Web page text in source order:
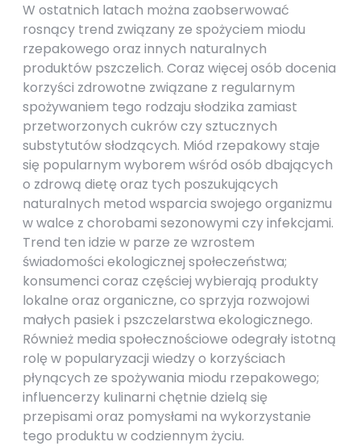
W ostatnich latach można zaobserwować
rosnący trend związany ze spożyciem miodu
rzepakowego oraz innych naturalnych
produktów pszczelich. Coraz więcej osób docenia
korzyści zdrowotne związane z regularnym
spożywaniem tego rodzaju słodzika zamiast
przetworzonych cukrów czy sztucznych
substytutów słodzących. Miód rzepakowy staje
się popularnym wyborem wśród osób dbających
o zdrową dietę oraz tych poszukujących
naturalnych metod wsparcia swojego organizmu
w walce z chorobami sezonowymi czy infekcjami.
Trend ten idzie w parze ze wzrostem
świadomości ekologicznej społeczeństwa;
konsumenci coraz częściej wybierają produkty
lokalne oraz organiczne, co sprzyja rozwojowi
małych pasiek i pszczelarstwa ekologicznego.
Również media społecznościowe odegrały istotną
rolę w popularyzacji wiedzy o korzyściach
płynących ze spożywania miodu rzepakowego;
influencerzy kulinarni chętnie dzielą się
przepisami oraz pomysłami na wykorzystanie
tego produktu w codziennym życiu.